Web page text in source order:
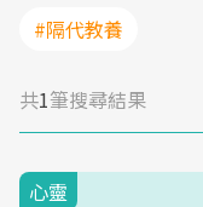
#隔代教養
共1筆搜尋結果
心靈